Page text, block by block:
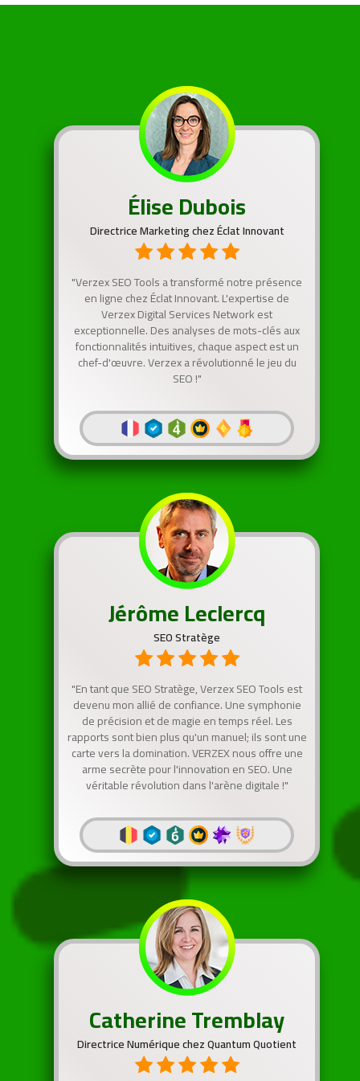
Élise Dubois
Directrice Marketing chez Éclat Innovant
"Verzex SEO Tools a transformé notre présence
en ligne chez Éclat Innovant. L'expertise de
Verzex Digital Services Network est
exceptionnelle. Des analyses de mots-clés aux
fonctionnalités intuitives, chaque aspect est un
chef-d'œuvre. Verzex a révolutionné le jeu du
SEO !"
Jérôme Leclercq
SEO Stratège
"En tant que SEO Stratège, Verzex SEO Tools est
devenu mon allié de confiance. Une symphonie
de précision et de magie en temps réel. Les
rapports sont bien plus qu'un manuel; ils sont une
carte vers la domination. VERZEX nous offre une
arme secrète pour l'innovation en SEO. Une
véritable révolution dans l'arène digitale !"
Catherine Tremblay
Directrice Numérique chez Quantum Quotient